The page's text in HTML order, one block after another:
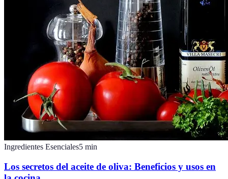
Ingredientes Esenciales5 min
Los secretos del aceite de oliva: Beneficios y usos en